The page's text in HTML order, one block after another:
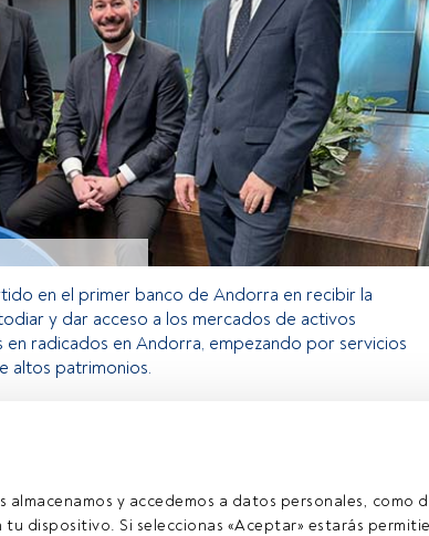
almacenamos y accedemos a datos personales, como
dispositivo. Si seleccionas «Aceptar» estarás
en el primer banco de Andorra en recibir la
y dar acceso a los mercados de activos
en radicados en Andorra, empezando por servicios
altos patrimonios.
los usuarios registrados de FundsPeople. Si ya
de todo el universo que ofrece FundsPeople.
a FundsPeople